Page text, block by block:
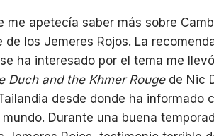
me apetecía saber más sobre
de los Jemeres Rojos. La
ha interesado por el tema me
Duch and the Khmer Rougede Nic
desde donde ha informado
Durante una buena